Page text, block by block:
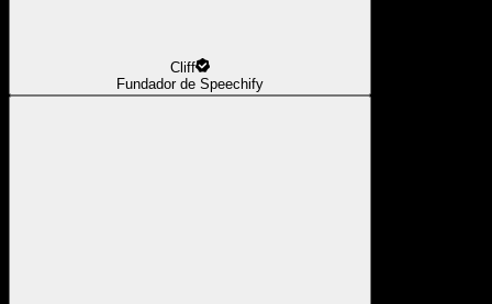
Cliff
Fundador de Speechify